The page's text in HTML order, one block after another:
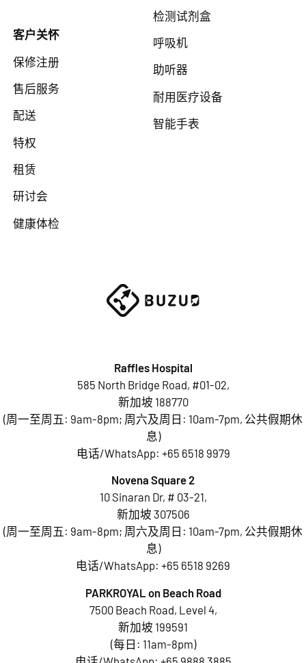
客户关怀
保修注册
售后服务
配送
特权
租赁
研讨会
健康体检
检测试剂盒
呼吸机
助听器
耐用医疗设备
智能手表
Raffles Hospital
585 North Bridge Road, #01-02,
新加坡 188770
(周一至周五: 9am-8pm; 周六及周日: 10am-7pm, 公共假期休
息)
电话/WhatsApp: +65 6518 9979
Novena Square 2
10 Sinaran Dr, # 03-21,
新加坡 307506
(周一至周五: 9am-8pm; 周六及周日: 10am-7pm, 公共假期休
息)
电话/WhatsApp: +65 6518 9269
PARKROYAL on Beach Road
7500 Beach Road, Level 4,
新加坡 199591
(每日: 11am-8pm)